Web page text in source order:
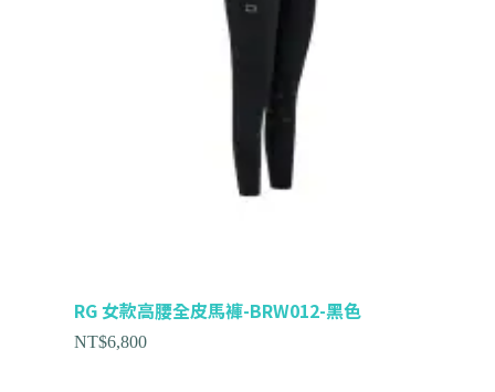
RG 女款高腰全皮馬褲-BRW012-黑色
NT$6,800